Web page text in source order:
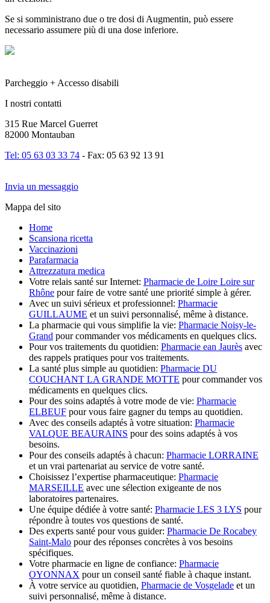
Se si somministrano due o tre dosi di Augmentin, può essere
necessario assumere più di una dose inferiore.
Parcheggio + Accesso disabili
I nostri contatti
315 Rue Marcel Guerret
82000 Montauban
Tel: 05 63 03 33 74 - Fax: 05 63 92 13 91
Invia un messaggio
Mappa del sito
Home
Scansiona ricetta
Vaccinazioni
Parafarmacia
Attrezzatura medica
Votre relais santé sur Internet: Pharmacie de Loire Loire sur
Rhône pour faire de votre santé une priorité simple à gérer.
Avec un suivi sérieux et professionnel: Pharmacie
GUILLAUME et un suivi personnalisé, même à distance.
La pharmacie qui vous simplifie la vie: Pharmacie Noisy-le-
Grand pour commander vos médicaments en quelques clics.
Pour vos traitements du quotidien: Pharmacie ean Jaurès avec
des rappels pratiques pour vos traitements.
La santé plus simple au quotidien: Pharmacie DU
COUCHANT LA GRANDE MOTTE pour commander vos
médicaments en quelques clics.
Pour des soins adaptés à votre mode de vie: Pharmacie
ELBEUF pour vous faire gagner du temps au quotidien.
Avec des conseils adaptés à votre situation: Pharmacie
VALQUE BEAURAINS pour des soins adaptés à vos
besoins.
Pour des conseils adaptés à chacun: Pharmacie LORRAINE
et un vrai partenariat au service de votre santé.
Choisissez l’expertise pharmaceutique: Pharmacie
MARSEILLE avec une sélection exigeante de nos
laboratoires partenaires.
Une équipe dédiée à votre santé: Pharmacie LES 3 LYS pour
répondre à toutes vos questions de santé.
Des experts santé pour vous guider: Pharmacie De Rocabey
Saint-Malo pour des réponses concrètes à vos besoins
spécifiques.
Votre pharmacie en ligne de confiance: Pharmacie
OYONNAX pour un conseil santé fiable à chaque instant.
À votre service au quotidien, Pharmacie de Vosgelade et un
suivi personnalisé, même à distance.